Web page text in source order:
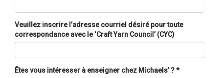
Veuillez inscrire l’adresse courriel désiré pour toute
correspondance avec le ‘Craft Yarn Council’ (CYC)
Êtes vous intéresser à enseigner chez Michaels' ?*